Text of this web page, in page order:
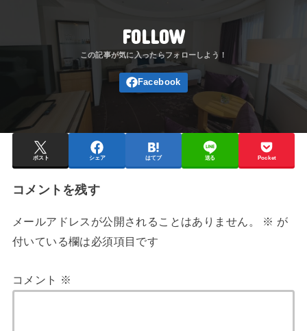
FOLLOW
ポスト シェア はてブ 送る Pocket
コメントを残す
メールアドレスが公開されることはありません。 ※ が
付いている欄は必須項目です
コメント ※